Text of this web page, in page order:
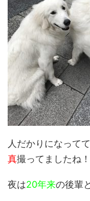
人だかりになって
真撮ってましたね！
夜は20年来の後輩